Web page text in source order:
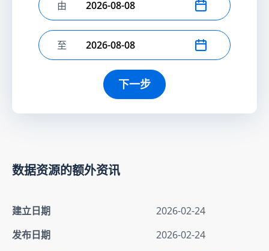
选择开始日期
由
选择结束日期
至
下一步
数据资源的额外资讯
建立日期
2026-02-24
发布日期
2026-02-24